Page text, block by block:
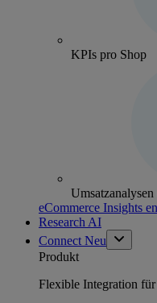
KPIs pro Shop
eCommerce Insights
Research AI
Connect Neu
Produkt
Flexible Integration